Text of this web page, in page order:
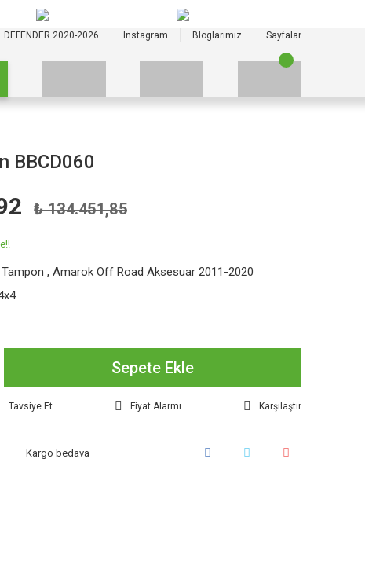
DEFENDER 2020-2026 Instagram Bloglarımız Sayfalar
BBCD060
₺ 134.451,85
,Amarok Off Road Aksesuar 2011-2020
Sepete Ekle
Tavsiye Et Fiyat Alarmı Karşılaştır
Kargo bedava